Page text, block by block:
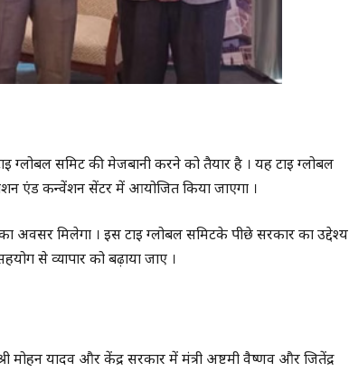
समिट की मेजबानी करने को तैयार है । यह टाई ग्लोबल
एंड कन्वेंशन सेंटर में आयोजित किया जाएगा ।
मिलेगा । इस टाई ग्लोबल समिटके पीछे सरकार का उद्देश्य
से व्यापार को बढ़ाया जाए ।
मोहन यादव और केंद्र सरकार में मंत्री अष्टमी वैष्णव और जितेंद्र